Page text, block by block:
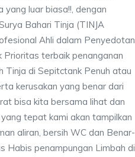
yang luar biasa!!, dengan
Bahari Tinja (TINJA
Ahli dalam Penyedotan
Prioritas terbaik penanganan
Tinja di Sepitctank Penuh atau
kerusakan yang benar dari
bisa kita bersama lihat dan
tepat kami akan tampilkan
aliran, bersih WC dan Benar-
Habis penampungan Limbah di